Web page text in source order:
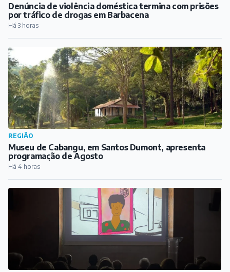
Denúncia de violência doméstica termina com prisões
por tráfico de drogas em Barbacena
Há 3 horas
REGIÃO
Museu de Cabangu, em Santos Dumont, apresenta
programação de Agosto
Há 4 horas